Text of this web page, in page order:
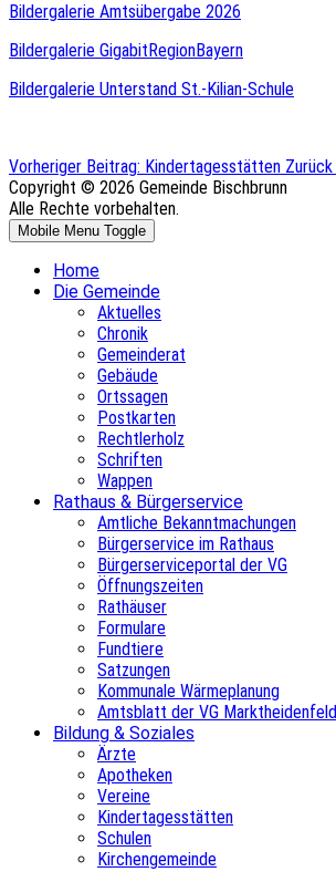
Bildergalerie Amtsübergabe 2026
Bildergalerie GigabitRegionBayern
Bildergalerie Unterstand St.-Kilian-Schule
Vorheriger Beitrag: Kindertagesstätten Zurück
Copyright © 2026 Gemeinde Bischbrunn
Alle Rechte vorbehalten.
Mobile Menu Toggle
Home
Die Gemeinde
Aktuelles
Chronik
Gemeinderat
Gebäude
Ortssagen
Postkarten
Rechtlerholz
Schriften
Wappen
Rathaus & Bürgerservice
Amtliche Bekanntmachungen
Bürgerservice im Rathaus
Bürgerserviceportal der VG
Öffnungszeiten
Rathäuser
Formulare
Fundtiere
Satzungen
Kommunale Wärmeplanung
Amtsblatt der VG Marktheidenfeld
Bildung & Soziales
Ärzte
Apotheken
Vereine
Kindertagesstätten
Schulen
Kirchengemeinde